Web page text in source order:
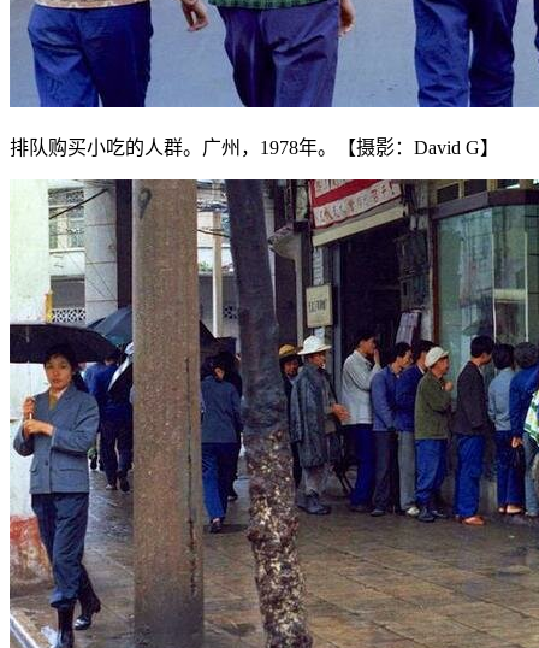
排队购买小吃的人群。广州，1978年。【摄影：David G】